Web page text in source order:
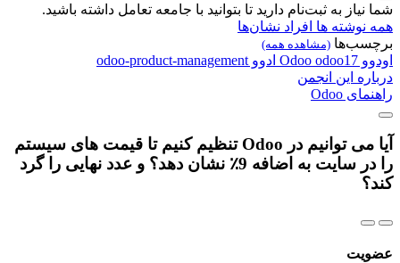
شما نیاز به ثبت‌نام دارید تا بتوانید با جامعه تعامل داشته باشید.
همه نوشته ها افراد نشان‌ها
برچسب‌ها (مشاهده همه)
اودوو Odoo odoo17 ادوو odoo-product-management
درباره این انجمن
راهنمای Odoo
آیا می توانیم در Odoo تنظیم کنیم تا قیمت های سیستم
را در سایت به اضافه 9٪ نشان دهد؟ و عدد نهایی را گرد
کند؟
عضویت